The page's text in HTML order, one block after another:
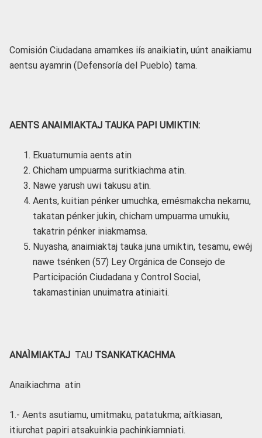
Comisión Ciudadana amamkes iís anaikiatin, uúnt anaikiamu
aentsu ayamrin (Defensoría del Pueblo) tama.
AENTS ANAIMIAKTAJ TAUKA PAPI UMIKTIN:
Ekuaturnumia aents atin
Chicham umpuarma suritkiachma atin.
Nawe yarush uwi takusu atin.
Aents, kuitian pénker umuchka, emésmakcha nekamu,
takatan pénker jukin, chicham umpuarma umukiu,
takatrin pénker iniakmamsa.
Nuyasha, anaimiaktaj tauka juna umiktin, tesamu, ewéj
nawe tsénken (57) Ley Orgánica de Consejo de
Participación Ciudadana y Control Social,
takamastinian unuimatra atiniaiti.
ANAÌMIAKTAJ TAU TSANKATKACHMA
Anaikiachma atin
1.- Aents asutiamu, umitmaku, patatukma; aítkiasan,
itiurchat papiri atsakuinkia pachinkiamniati.